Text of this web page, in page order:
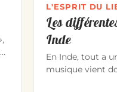
L'ESPRIT DU
Les
Inde
En Inde, tout a
musique vient